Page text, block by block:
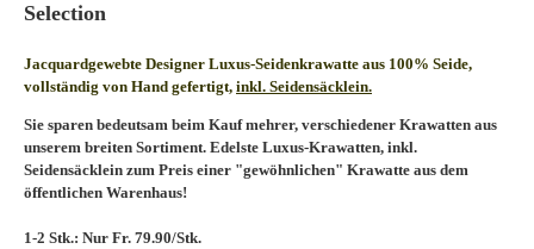
Selection
Jacquardgewebte Designer Luxus-Seidenkrawatte aus 100% Seide,
vollständig von Hand gefertigt, inkl. Seidensäcklein.
Sie sparen bedeutsam beim Kauf mehrer, verschiedener Krawatten aus
unserem breiten Sortiment. Edelste Luxus-Krawatten, inkl.
Seidensäcklein zum Preis einer "gewöhnlichen" Krawatte aus dem
öffentlichen Warenhaus!
1-2 Stk.: Nur Fr. 79.90/Stk.